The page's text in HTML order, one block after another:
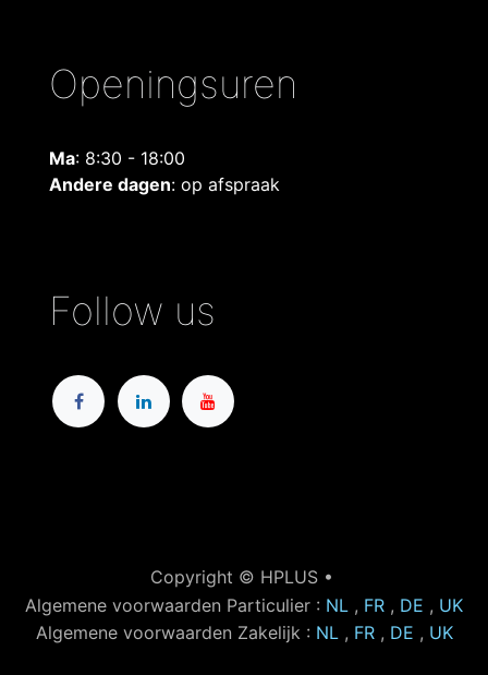
Openingsuren
Ma: 8:30 - 18:00
Andere dagen: op afspraak
Follow us
Copyright © HPLUS •
Algemene voorwaarden Particulier : NL , FR , DE , UK
Algemene voorwaarden Zakelijk : NL, FR, DE , UK